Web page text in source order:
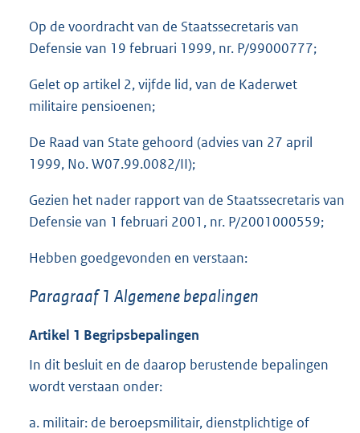
Op de voordracht van de Staatssecretaris van
Defensie van 19 februari 1999, nr. P/99000777;
Gelet op artikel 2, vijfde lid, van de Kaderwet
militaire pensioenen;
De Raad van State gehoord (advies van 27 april
1999, No. W07.99.0082/II);
Gezien het nader rapport van de Staatssecretaris van
Defensie van 1 februari 2001, nr. P/2001000559;
Hebben goedgevonden en verstaan:
Paragraaf 1 Algemene bepalingen
Artikel 1 Begripsbepalingen
In dit besluit en de daarop berustende bepalingen
wordt verstaan onder:
a. militair: de beroepsmilitair, dienstplichtige of